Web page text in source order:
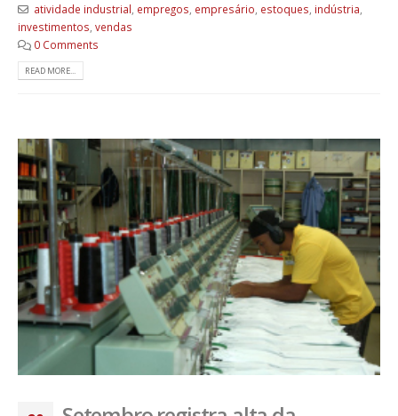
atividade industrial, empregos, empresário, estoques, indústria,
investimentos, vendas
0 Comments
READ MORE...